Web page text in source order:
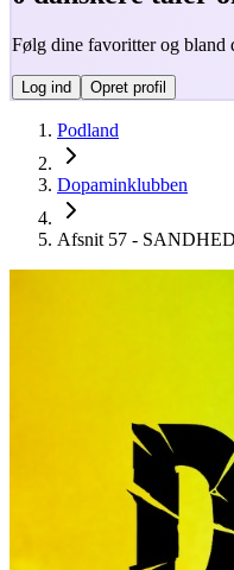
Følg dine favoritter og
Log ind Opret profil
Podland
Dopaminklubben
Afsnit 57 -